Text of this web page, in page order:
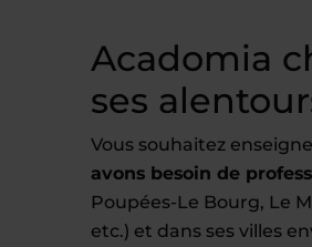
Acadomia
ses
Vous souhaitez
avons besoin de
Poupées-Le Bourg, Le
etc.) et dans ses villes